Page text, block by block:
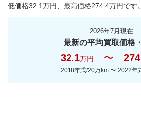
低価格32.1万円、最高価格274.4万円です。
2026年7月現在
最新の平均買取価格
32.1万円 〜
2018年式/20万km 〜 2022年